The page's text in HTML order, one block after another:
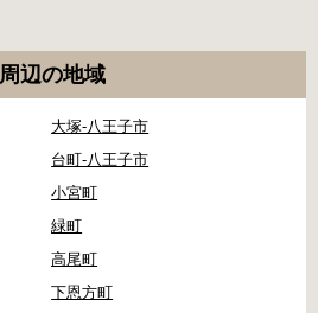
周辺の地域
大塚-八王子市
台町-八王子市
小宮町
緑町
高尾町
下恩方町